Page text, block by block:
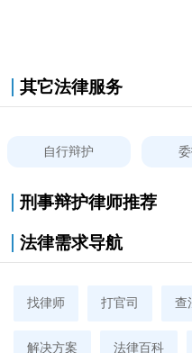
其它法律服务
自行辩护
刑事辩护律师推荐
法律需求导航
找律师 打官司 查
解决方案 法律百科